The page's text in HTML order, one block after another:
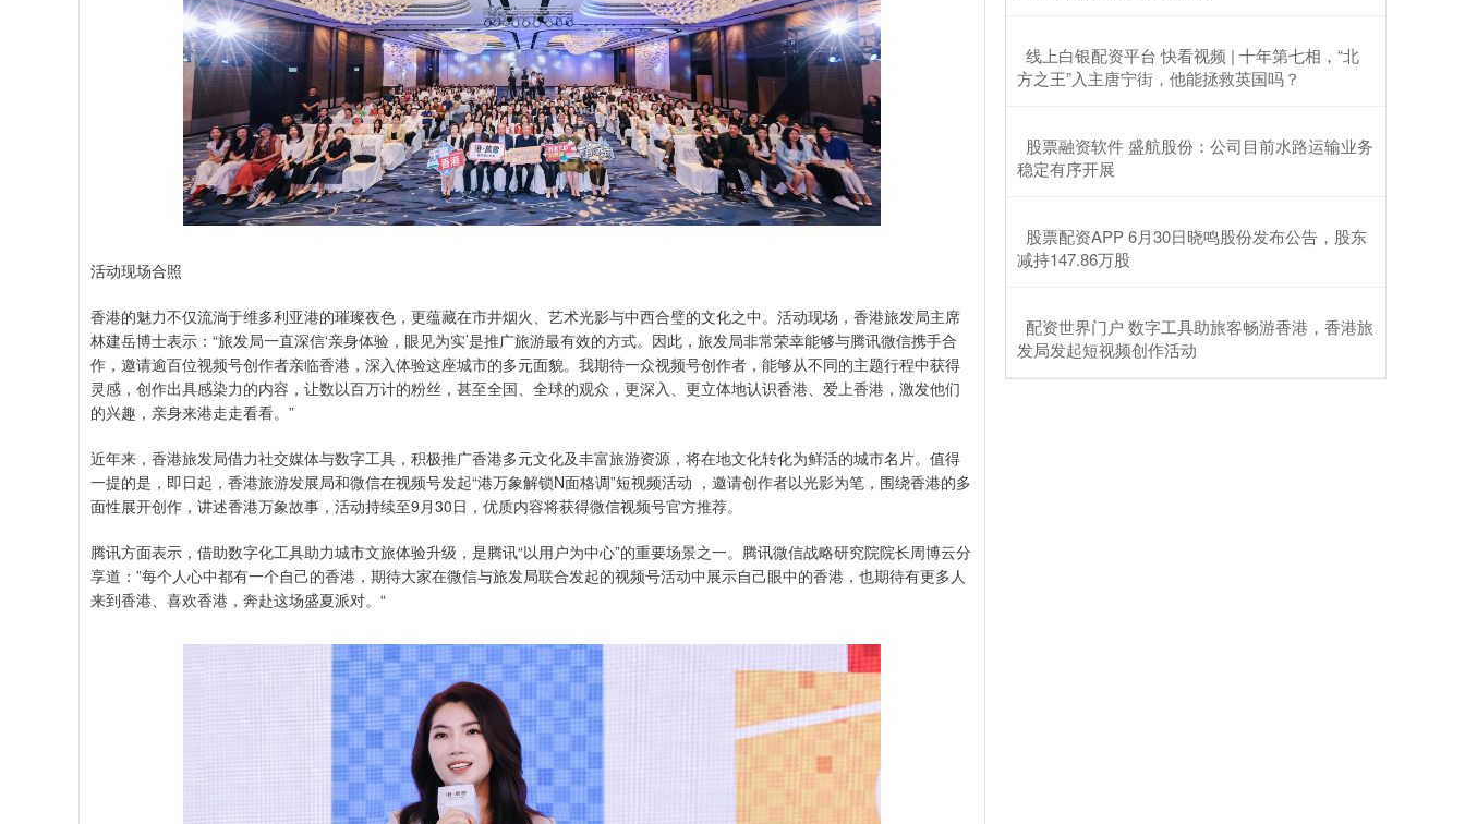
活动现场合照
香港的魅力不仅流淌于维多利亚港的璀璨夜色，更蕴藏在市井烟火、艺术光影与中西合璧的文化之中。活动现场，香港旅发局主席
林建岳博士表示：“旅发局一直深信‘亲身体验，眼见为实’是推广旅游最有效的方式。因此，旅发局非常荣幸能够与腾讯微信携手合
作，邀请逾百位视频号创作者亲临香港，深入体验这座城市的多元面貌。我期待一众视频号创作者，能够从不同的主题行程中获得
灵感，创作出具感染力的内容，让数以百万计的粉丝，甚至全国、全球的观众，更深入、更立体地认识香港、爱上香港，激发他们
的兴趣，亲身来港走走看看。”
近年来，香港旅发局借力社交媒体与数字工具，积极推广香港多元文化及丰富旅游资源，将在地文化转化为鲜活的城市名片。值得
一提的是，即日起，香港旅游发展局和微信在视频号发起“港万象解锁N面格调”短视频活动 ，邀请创作者以光影为笔，围绕香港的多
面性展开创作，讲述香港万象故事，活动持续至9月30日，优质内容将获得微信视频号官方推荐。
腾讯方面表示，借助数字化工具助力城市文旅体验升级，是腾讯“以用户为中心”的重要场景之一。腾讯微信战略研究院院长周博云分
享道：”每个人心中都有一个自己的香港，期待大家在微信与旅发局联合发起的视频号活动中展示自己眼中的香港，也期待有更多人
来到香港、喜欢香港，奔赴这场盛夏派对。“
​线上白银配资平台 快看视频 | 十年第七相，“北
方之王”入主唐宁街，他能拯救英国吗？
​股票融资软件 盛航股份：公司目前水路运输业务
稳定有序开展
​股票配资APP 6月30日晓鸣股份发布公告，股东
减持147.86万股
​配资世界门户 数字工具助旅客畅游香港，香港旅
发局发起短视频创作活动